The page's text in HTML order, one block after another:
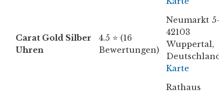
Carat Gold Silber
Uhren
4.5 ⭐ (16
Bewertungen)
Neumarkt 5-
42103
Wuppertal,
Karte
Rathaus